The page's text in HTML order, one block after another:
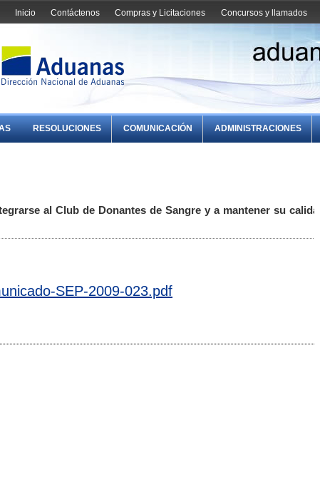
Concursos y llamados
Compras y Licitaciones
Contáctenos
Inicio
RESOLUCIONES COMUNICACIÓN ADMINISTRACIONES
al Club de Donantes de Sangre y a mantener su calidad
SEP-2009-023.pdf